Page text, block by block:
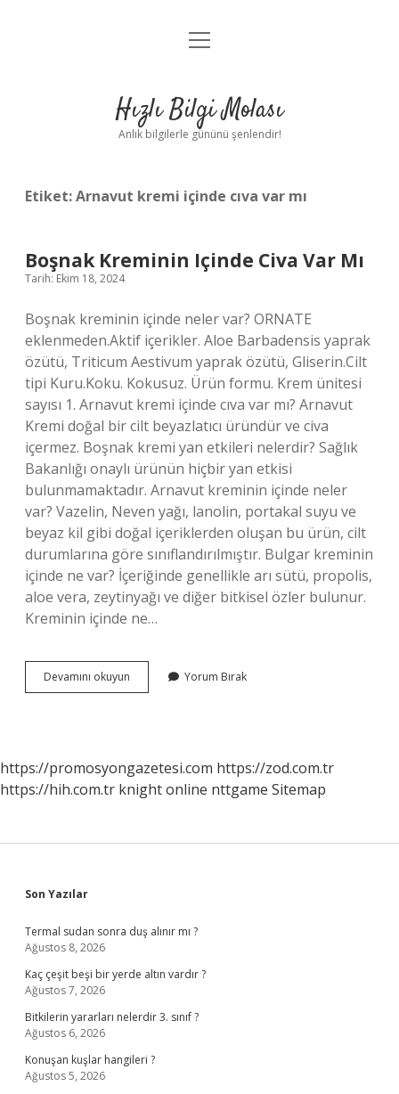
Anasayfa
Yasal Uyarı
menüyü
Hızlı Bilgi Molası
Anlık bilgilerle gününü şenlendir!
Etiket:Arnavut kremi içinde cıva var mı
Boşnak Kreminin Içinde Civa Var Mı
Tarih: Ekim 18, 2024
Boşnak kreminin içinde neler var? ORNATE
eklenmeden.Aktif içerikler. Aloe Barbadensis yaprak
özütü, Triticum Aestivum yaprak özütü, Gliserin.Cilt
tipi Kuru.Koku. Kokusuz. Ürün formu. Krem ünitesi
sayısı 1. Arnavut kremi içinde cıva var mı? Arnavut
Kremi doğal bir cilt beyazlatıcı üründür ve civa
içermez. Boşnak kremi yan etkileri nelerdir? Sağlık
Bakanlığı onaylı ürünün hiçbir yan etkisi
bulunmamaktadır. Arnavut kreminin içinde neler
var? Vazelin, Neven yağı, lanolin, portakal suyu ve
beyaz kil gibi doğal içeriklerden oluşan bu ürün, cilt
durumlarına göre sınıflandırılmıştır. Bulgar kreminin
içinde ne var? İçeriğinde genellikle arı sütü, propolis,
aloe vera, zeytinyağı ve diğer bitkisel özler bulunur.
Kreminin içinde ne…
Devamını okuyun
Kreminin
Yorum Bırak
https://promosyongazetesi.com https://zod.com.tr
https://hih.com.tr knight online nttgame Sitemap
Sidebar
Son Yazılar
Termal sudan sonra duş alınır mı ?
Ağustos 8, 2026
Kaç çeşit beşi bir yerde altın vardır ?
Ağustos 7, 2026
Bitkilerin yararları nelerdir 3. sınıf ?
Ağustos 6, 2026
Konuşan kuşlar hangileri ?
Ağustos 5, 2026